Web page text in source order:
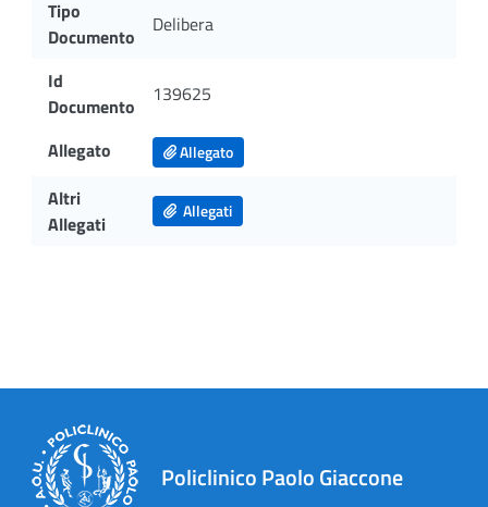
Tipo
Documento
Delibera
Id
Documento
139625
Allegato Allegato
Altri
Allegati
Allegati
Policlinico Paolo Giaccone